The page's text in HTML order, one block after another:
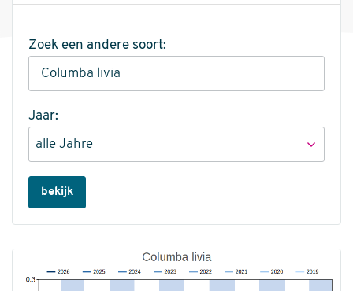
Zoek een andere soort:
Jaar:
bekijk